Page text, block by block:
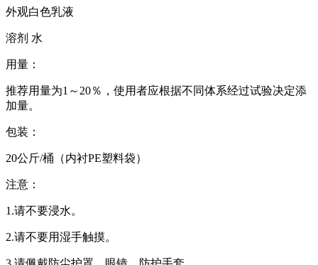
外观白色乳液
溶剂 水
用量：
推荐用量为1～20％，使用者应根据不同体系经过试验决定添
加量。
包装：
20公斤/桶（内衬PE塑料袋）
注意：
1.请不要浸水。
2.请不要用湿手触摸。